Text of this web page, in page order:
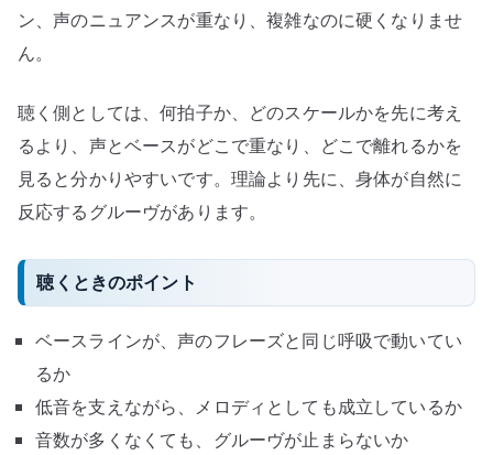
ン、声のニュアンスが重なり、複雑なのに硬くなりませ
ん。
聴く側としては、何拍子か、どのスケールかを先に考え
るより、声とベースがどこで重なり、どこで離れるかを
見ると分かりやすいです。理論より先に、身体が自然に
反応するグルーヴがあります。
聴くときのポイント
ベースラインが、声のフレーズと同じ呼吸で動いてい
るか
低音を支えながら、メロディとしても成立しているか
音数が多くなくても、グルーヴが止まらないか